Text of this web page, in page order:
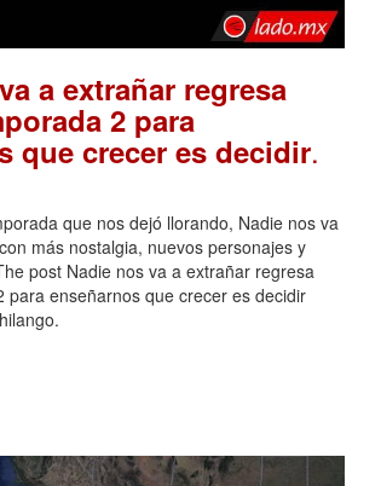
a extrañar regresa
2 para
que crecer es decidir.
que nos dejó llorando, Nadie nos va
más nostalgia, nuevos personajes y
post Nadie nos va a extrañar regresa
para enseñarnos que crecer es decidir